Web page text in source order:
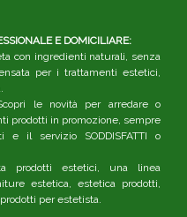
E DOMICILIARE:
con ingredienti naturali, senza
per i trattamenti estetici,
le novità per arredare o
prodotti in promozione, sempre
il servizio SODDISFATTI o
prodotti estetici, una linea
estetica, estetica prodotti,
per estetista.